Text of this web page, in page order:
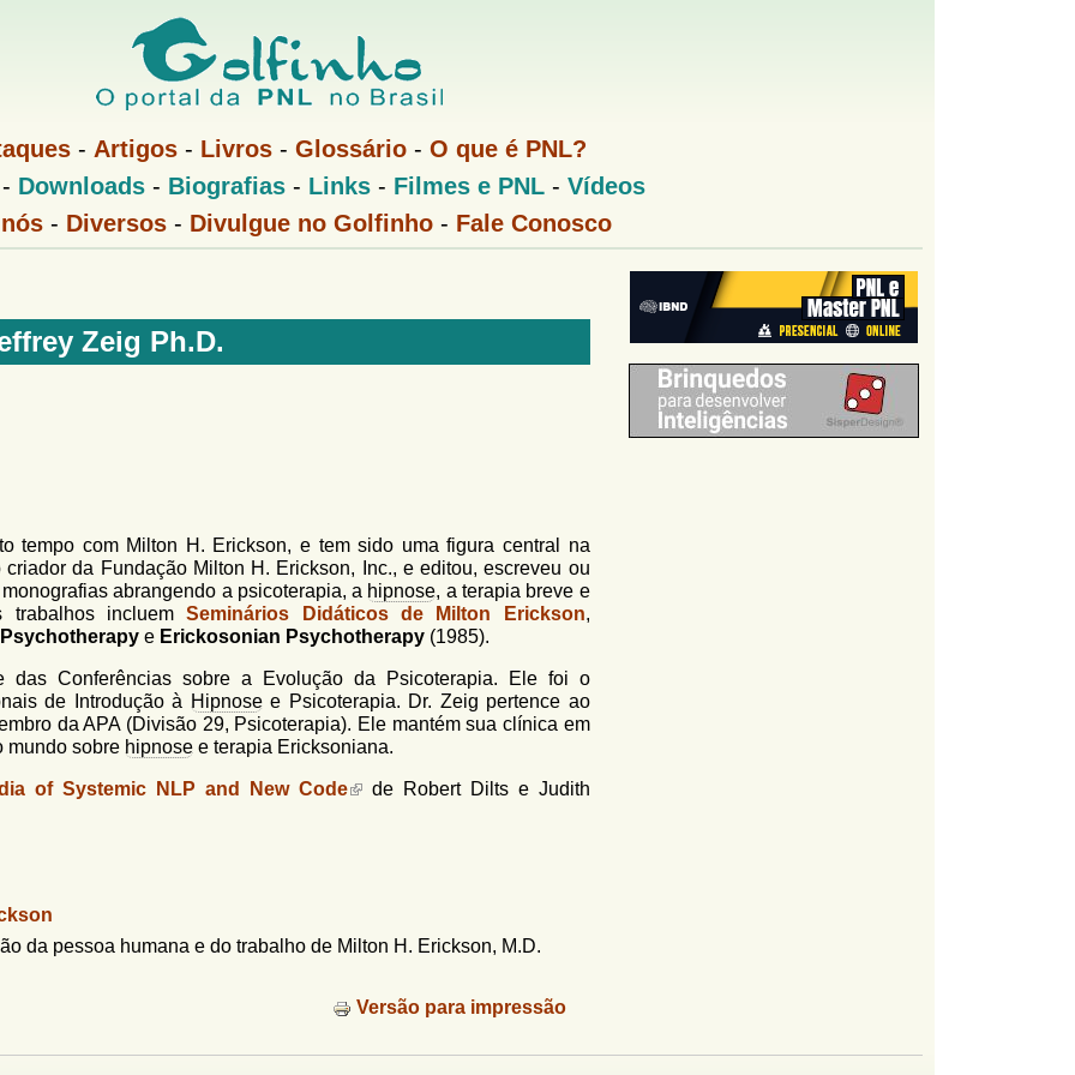
Pular
para
o
principal
- Artigos - Livros - Glossário - O que é PNL?
Downloads- Biografias- Links- Filmes e PNL- Vídeos
- Diversos- Divulgue no Golfinho- Fale Conosco
Zeig Ph.D.
tempo com Milton H. Erickson, e tem sido uma figura central na
da Fundação Milton H. Erickson, Inc., e editou, escreveu ou
abrangendo a psicoterapia, a hipnose, a terapia breve e
trabalhos incluemSeminários Didáticos de Milton Erickson,
e Erickosonian Psychotherapy (1985).
Conferências sobre a Evolução da Psicoterapia. Ele foi o
de Introdução à Hipnosee Psicoterapia. Dr. Zeig pertence ao
da APA (Divisão 29, Psicoterapia). Ele mantém sua clínica em
mundo sobre hipnose e terapia Ericksoniana.
of Systemic NLP and New Code
de Robert Dilts e Judith
da pessoa humana e do trabalho de Milton H. Erickson, M.D.
Versão para impressão